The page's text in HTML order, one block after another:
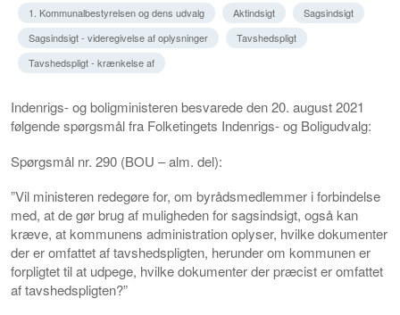
1. Kommunalbestyrelsen og dens udvalg Aktindsigt
Sagsindsigt
Sagsindsigt - videregivelse af oplysninger
Tavshedspligt
Tavshedspligt - krænkelse af
Indenrigs- og boligministeren besvarede den 20. august 2021
følgende spørgsmål fra Folketingets Indenrigs- og Boligudvalg:
Spørgsmål nr. 290 (BOU – alm. del):
”Vil ministeren redegøre for, om byrådsmedlemmer i forbindelse
med, at de gør brug af muligheden for sagsindsigt, også kan
kræve, at kommunens administration oplyser, hvilke dokumenter
der er omfattet af tavshedspligten, herunder om kommunen er
forpligtet til at udpege, hvilke dokumenter der præcist er omfattet
af tavshedspligten?”